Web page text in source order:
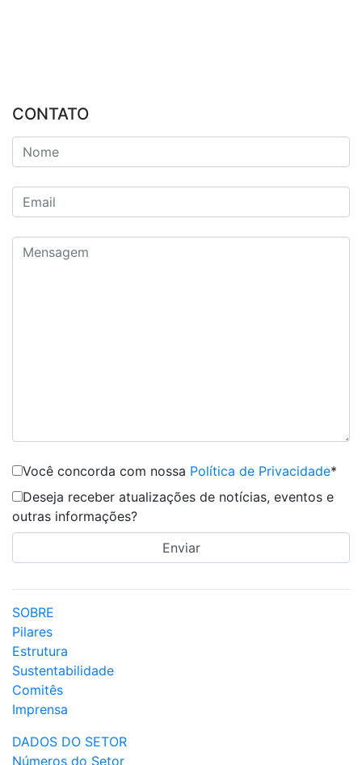
CONTATO
Você concorda com nossa Política de Privacidade*
Deseja receber atualizações de notícias, eventos e
outras informações?
SOBRE
Pilares
Estrutura
Sustentabilidade
Comitês
Imprensa
DADOS DO SETOR
Números do Setor